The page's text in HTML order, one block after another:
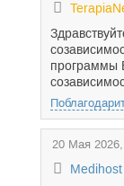
программы
20 Мая
Medihost